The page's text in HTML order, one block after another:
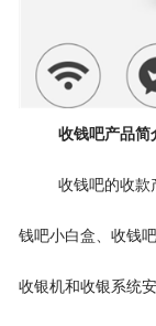
收钱吧产品简
收钱吧的收款
钱吧小白盒、收钱
收银机和收银系统